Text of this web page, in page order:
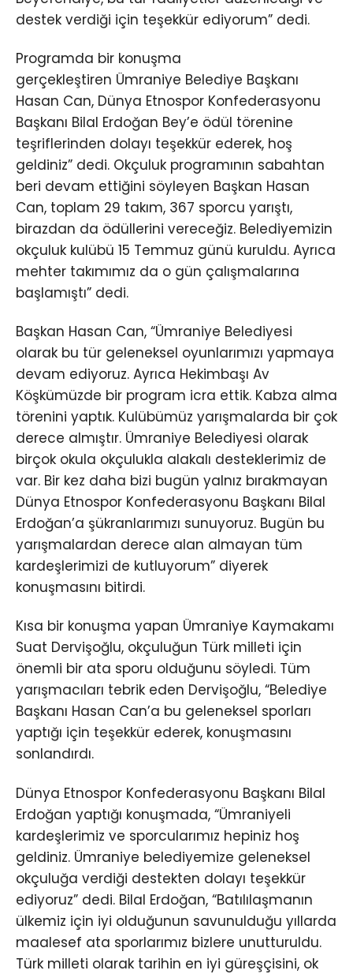
destek verdiği için teşekkür ediyorum” dedi.
Programda bir konuşma
gerçekleştiren Ümraniye Belediye Başkanı
Hasan Can, Dünya Etnospor Konfederasyonu
Başkanı Bilal Erdoğan Bey’e ödül törenine
teşriflerinden dolayı teşekkür ederek, hoş
geldiniz” dedi. Okçuluk programının sabahtan
beri devam ettiğini söyleyen Başkan Hasan
Can, toplam 29 takım, 367 sporcu yarıştı,
birazdan da ödüllerini vereceğiz. Belediyemizin
okçuluk kulübü 15 Temmuz günü kuruldu. Ayrıca
mehter takımımız da o gün çalışmalarına
başlamıştı” dedi.
Başkan Hasan Can, “Ümraniye Belediyesi
olarak bu tür geleneksel oyunlarımızı yapmaya
devam ediyoruz. Ayrıca Hekimbaşı Av
Köşkümüzde bir program icra ettik. Kabza alma
törenini yaptık. Kulübümüz yarışmalarda bir çok
derece almıştır. Ümraniye Belediyesi olarak
birçok okula okçulukla alakalı desteklerimiz de
var. Bir kez daha bizi bugün yalnız bırakmayan
Dünya Etnospor Konfederasyonu Başkanı Bilal
Erdoğan’a şükranlarımızı sunuyoruz. Bugün bu
yarışmalardan derece alan almayan tüm
kardeşlerimizi de kutluyorum” diyerek
konuşmasını bitirdi.
Kısa bir konuşma yapan Ümraniye Kaymakamı
Suat Dervişoğlu, okçuluğun Türk milleti için
önemli bir ata sporu olduğunu söyledi. Tüm
yarışmacıları tebrik eden Dervişoğlu, “Belediye
Başkanı Hasan Can’a bu geleneksel sporları
yaptığı için teşekkür ederek, konuşmasını
sonlandırdı.
Dünya Etnospor Konfederasyonu Başkanı Bilal
Erdoğan yaptığı konuşmada, “Ümraniyeli
kardeşlerimiz ve sporcularımız hepiniz hoş
geldiniz. Ümraniye belediyemize geleneksel
okçuluğa verdiği destekten dolayı teşekkür
ediyoruz” dedi. Bilal Erdoğan, “Batılılaşmanın
ülkemiz için iyi olduğunun savunulduğu yıllarda
maalesef ata sporlarımız bizlere unutturuldu.
Türk milleti olarak tarihin en iyi güreşçisini, ok